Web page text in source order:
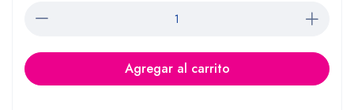
Agregar al carrito